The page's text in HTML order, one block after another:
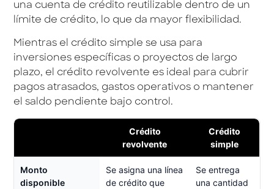
una cuenta de crédito reutilizable dentro de un
límite de crédito, lo que da mayor flexibilidad.
Mientras el crédito simple se usa para
inversiones específicas o proyectos de largo
plazo, el crédito revolvente es ideal para cubrir
pagos atrasados, gastos operativos o mantener
el saldo pendiente bajo control.
Crédito
revolvente
Crédito
simple
Monto
disponible
Se asigna una línea
de crédito que
Se entrega
una cantidad